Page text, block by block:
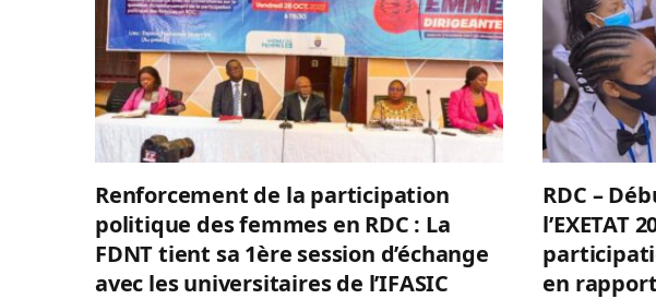
Renforcement de la participation
politique des femmes en RDC : La
FDNT tient sa 1ère session d’échange
avec les universitaires de l’IFASIC
RDC –
l’EXETAT
en rapport